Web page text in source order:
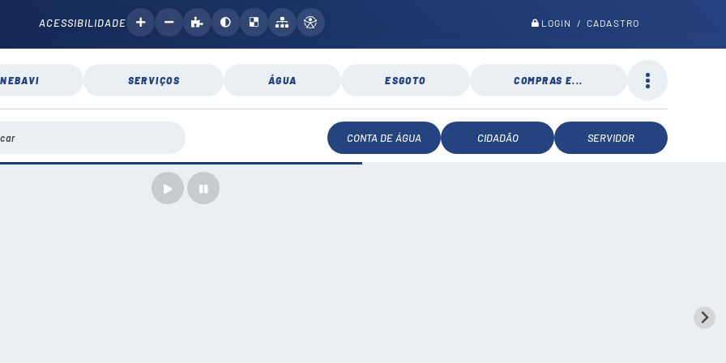
LOGIN / CADASTRO
SERVIÇOS ÁGUA ESGOTO COMPRAS E...
CONTA DE ÁGUA CIDADÃO SERVIDOR
ACESSIBILIDADE